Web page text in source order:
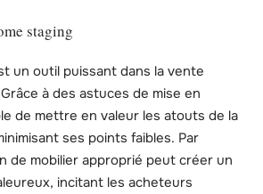
staging
un outil puissant dans la vente
à des astuces de mise en
de mettre en valeur les atouts de la
ses points faibles. Par
de mobilier approprié peut créer un
incitant les acheteurs